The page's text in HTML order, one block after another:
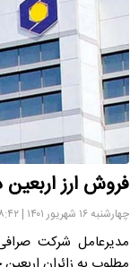
فروش ارز
چهارشنبه ۱۶ شهریور ۱۴۰۱ | ۱۸:۴۲
مدیرعامل شرکت